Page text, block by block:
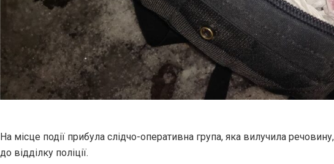
На місце події прибула слідчо-оперативна група, яка вилучила
до відділку поліції.